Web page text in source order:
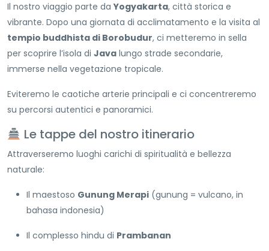
Il nostro viaggio parte daYogyakarta, città storica e
vibrante. Dopo una giornata di acclimatamento e la visita al
tempio buddhista di Borobudur, ci metteremo in sella
per scoprire l’isola di Java lungo strade secondarie,
immerse nella vegetazione tropicale.
Eviteremo le caotiche arterie principali e ci concentreremo
su percorsi autentici e panoramici.
Le tappe del nostro itinerario
Attraverseremo luoghi carichi di spiritualità e bellezza
naturale:
Il maestoso Gunung Merapi (gunung = vulcano, in
bahasa indonesia)
Il complesso hindu di Prambanan